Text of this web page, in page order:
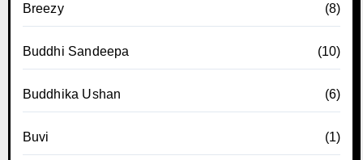
Breezy (8)
Buddhi Sandeepa (10)
Buddhika Ushan (6)
Buvi (1)